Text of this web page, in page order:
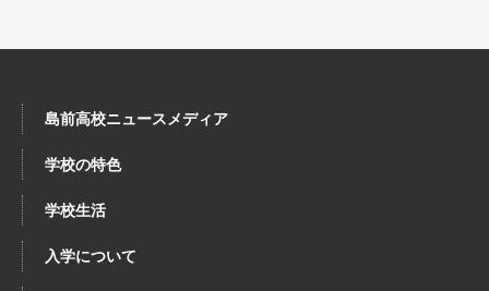
島前高校ニュースメディア
学校の特色
学校生活
入学について